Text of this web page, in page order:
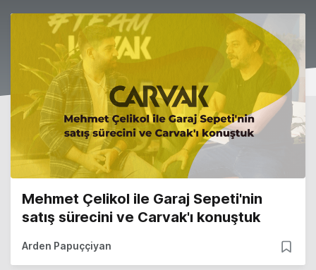
Mehmet Çelikol ile Garaj Sepeti'nin
satış sürecini ve Carvak'ı konuştuk
Arden Papuççiyan